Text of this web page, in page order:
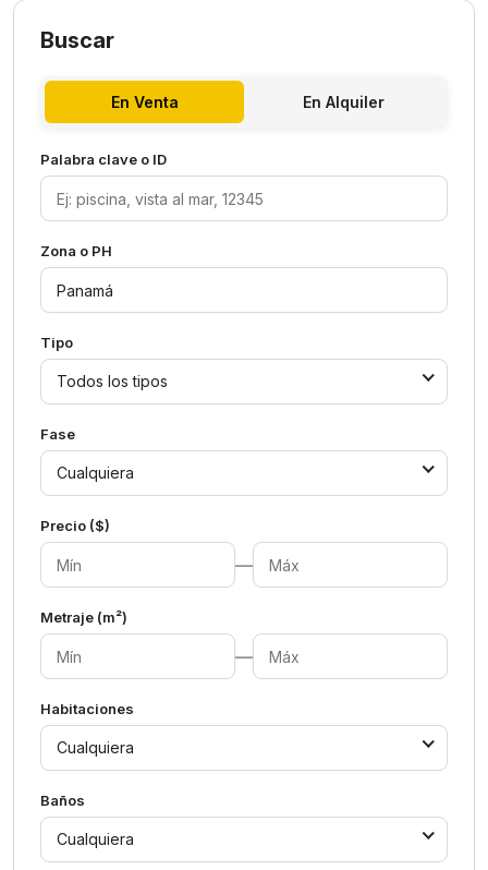
Buscar
En Venta En Alquiler
Palabra clave o ID
Zona o PH
Tipo
Todos los tipos
Fase
Cualquiera
Precio ($)
—
Metraje (m²)
—
Habitaciones
Cualquiera
Baños
Cualquiera